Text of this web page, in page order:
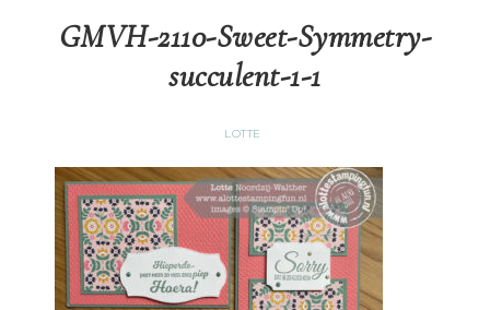
GMVH-2110-Sweet-Symmetry-
succulent-1-1
LOTTE